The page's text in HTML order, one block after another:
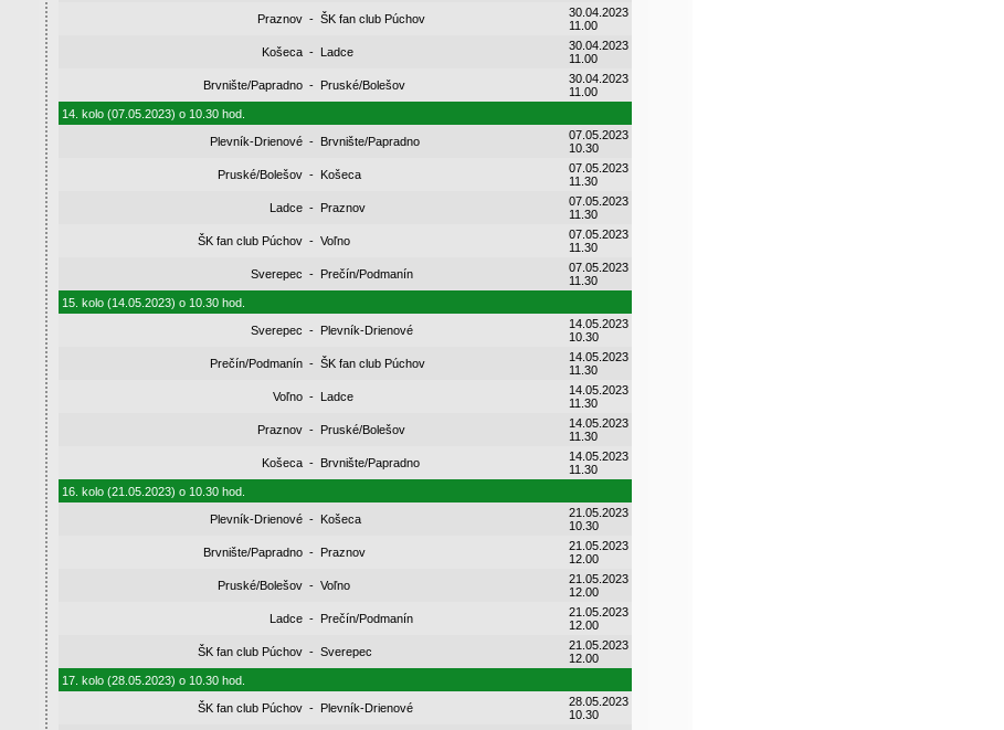
Praznov - ŠK fan club Púchov
30.04.2023
11.00
Košeca - Ladce
30.04.2023
11.00
Brvnište/Papradno - Pruské/Bolešov
30.04.2023
11.00
14. kolo (07.05.2023) o 10.30 hod.
Plevník-Drienové - Brvnište/Papradno
07.05.2023
10.30
Pruské/Bolešov - Košeca
07.05.2023
11.30
Ladce - Praznov
07.05.2023
11.30
ŠK fan club Púchov - Voľno
07.05.2023
11.30
Sverepec - Prečín/Podmanín
07.05.2023
11.30
15. kolo (14.05.2023) o 10.30 hod.
Sverepec - Plevník-Drienové
14.05.2023
10.30
Prečín/Podmanín - ŠK fan club Púchov
14.05.2023
11.30
Voľno - Ladce
14.05.2023
11.30
Praznov - Pruské/Bolešov
14.05.2023
11.30
Košeca - Brvnište/Papradno
14.05.2023
11.30
16. kolo (21.05.2023) o 10.30 hod.
Plevník-Drienové - Košeca
21.05.2023
10.30
Brvnište/Papradno - Praznov
21.05.2023
12.00
Pruské/Bolešov - Voľno
21.05.2023
12.00
Ladce - Prečín/Podmanín
21.05.2023
12.00
ŠK fan club Púchov - Sverepec
21.05.2023
12.00
17. kolo (28.05.2023) o 10.30 hod.
ŠK fan club Púchov - Plevník-Drienové
28.05.2023
10.30